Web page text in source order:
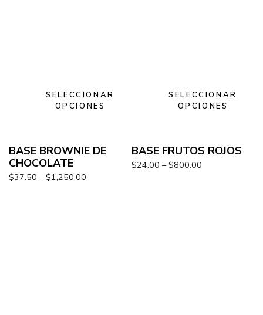
SELECCIONAR
OPCIONES
BASE BROWNIE DE
CHOCOLATE
$37.50 – $1,250.00
SELECCIONAR
OPCIONES
BASE FRUTOS ROJOS
$24.00 – $800.00